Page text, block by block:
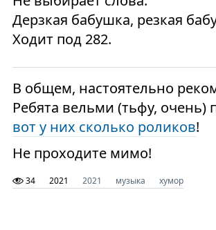
Дерзкая бабушка, резкая
Ходит под 282.
В общем, настоятельно
Ребята вельми (тьфу, очень)
вот у них сколько роликов!
Не проходите мимо!
34 2021 2021 музыка хумор